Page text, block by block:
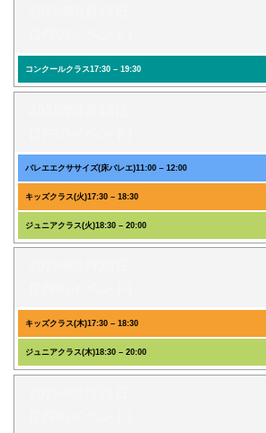
コンクールクラス17:30 – 19:30
バレエエクササイズ(床バレエ)11:00 – 12:00
キッズクラス(火)17:30 – 18:30
ジュニアクラス(火)18:30 – 20:00
キッズクラス(木)17:30 – 18:30
ジュニアクラス(木)18:30 – 20:00